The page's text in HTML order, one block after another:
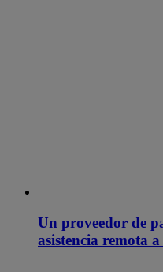
Un proveedor de
asistencia remota